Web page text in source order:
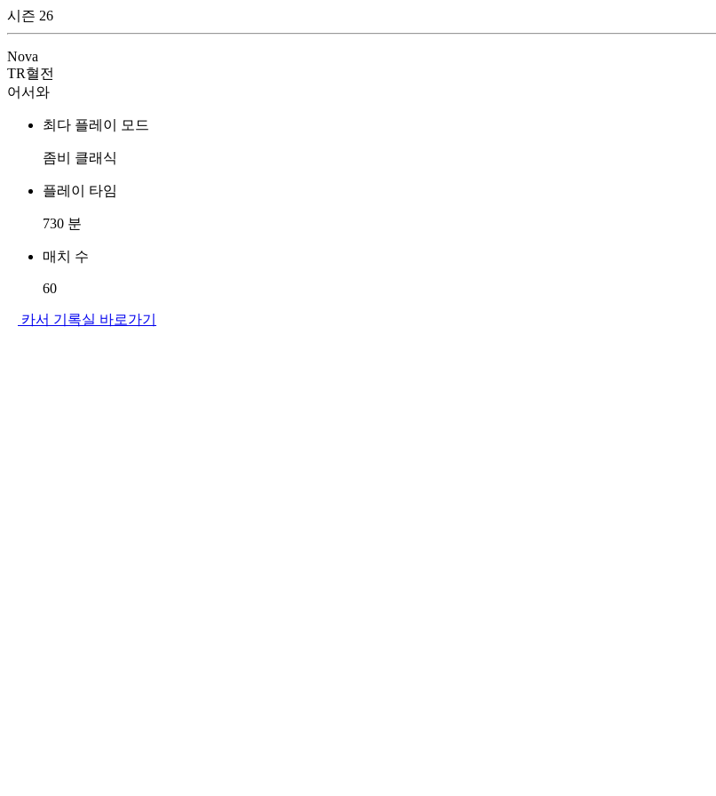
시즌 26
Nova
TR혈전
어서와
최다 플레이 모드
좀비 클래식
플레이 타임
730 분
매치 수
60
카서 기록실 바로가기